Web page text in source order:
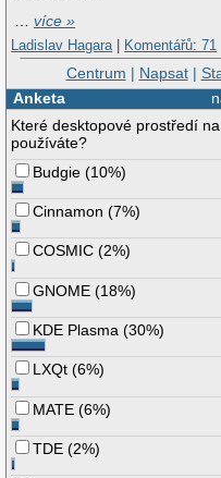
…více »
Ladislav Hagara | Komentářů: 71
Centrum | Napsat|
Anketa
Které desktopové prostředí
používáte?
Budgie (10%)
Cinnamon (7%)
COSMIC (2%)
GNOME (18%)
KDE Plasma (30%)
LXQt (6%)
MATE (6%)
TDE (2%)